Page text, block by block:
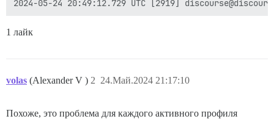
1 лайк
volas (Alexander V ) 24.Май.2024 21:17:10
2
Похоже, это проблема для каждого активного профиля